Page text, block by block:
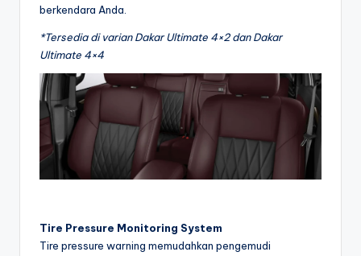
berkendara Anda.
*Tersedia di varian Dakar Ultimate 4×2 dan Dakar
Ultimate 4×4
Tire Pressure Monitoring System
Tire pressure warning memudahkan pengemudi